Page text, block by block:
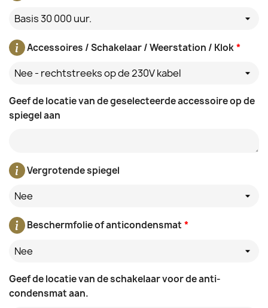
Basis 30 000 uur.
*
Accessoires / Schakelaar / Weerstation / Klok
Nee - rechtstreeks op de 230V kabel
Geef de locatie van de geselecteerde accessoire op de
spiegel aan
Vergrotende spiegel
Nee
*
Beschermfolie of anticondensmat
Nee
Geef de locatie van de schakelaar voor de anti-
condensmat aan.